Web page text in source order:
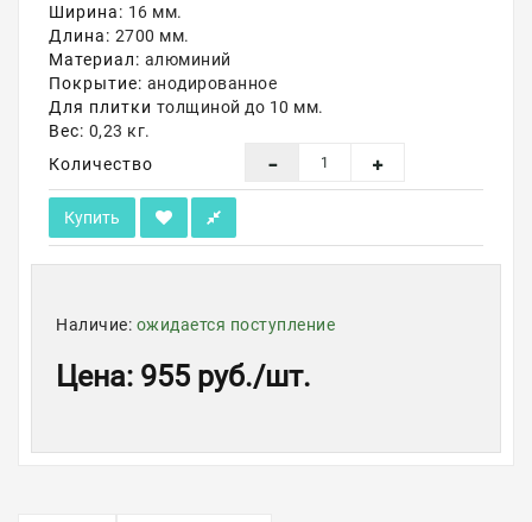
Ширина: 16 мм.
Длина: 2700 мм.
Материал: алюминий
Покрытие: анодированное
Для плитки толщиной до 10 мм.
Вес: 0,23 кг.
Количество
Купить
Наличие: ожидается поступление
Цена: 955 руб./шт.